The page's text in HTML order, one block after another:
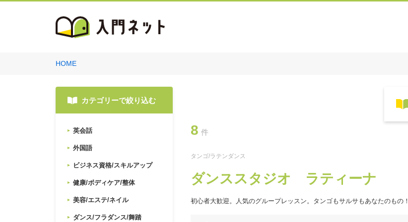
HOME
カテゴリーで絞り込む
英会話
外国語
ビジネス資格/スキルアップ
健康/ボディケア/整体
美容/エステ/ネイル
ダンス/フラダンス/舞踏
8 件
タンゴ/ラテンダンス
ダンススタジオ ラティーナ
初心者大歓迎。人気のグループレッスン。タンゴもサルサもあなたのもの！